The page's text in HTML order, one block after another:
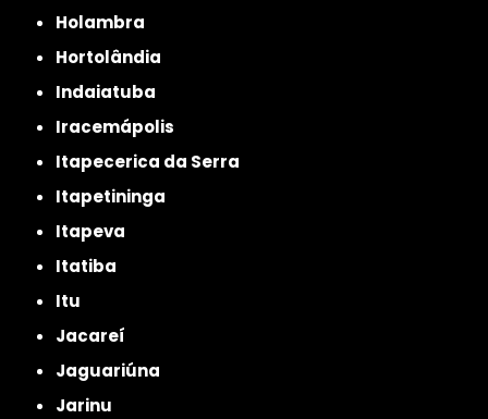
Holambra
Hortolândia
Indaiatuba
Iracemápolis
Itapecerica da Serra
Itapetininga
Itapeva
Itatiba
Itu
Jacareí
Jaguariúna
Jarinu